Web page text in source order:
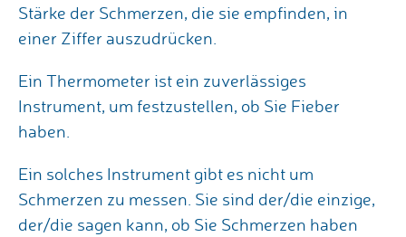
Stärke der Schmerzen, die sie empfinden, in
einer Ziffer auszudrücken.
Ein Thermometer ist ein zuverlässiges
Instrument, um festzustellen, ob Sie Fieber
haben.
Ein solches Instrument gibt es nicht um
Schmerzen zu messen. Sie sind der/die einzige,
der/die sagen kann, ob Sie Schmerzen haben